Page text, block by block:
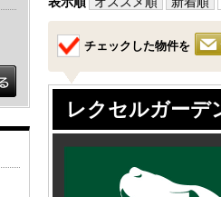
チェックした物件を
レクセルガーデ